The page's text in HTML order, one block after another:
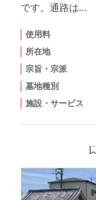
です。通路は...
使用料
所在地
宗旨・宗派
墓地種別
施設・サービス